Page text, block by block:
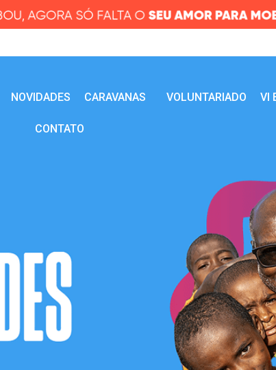
NOVIDADES CARAVANAS VOLUNTARIADO VI
CONTATO